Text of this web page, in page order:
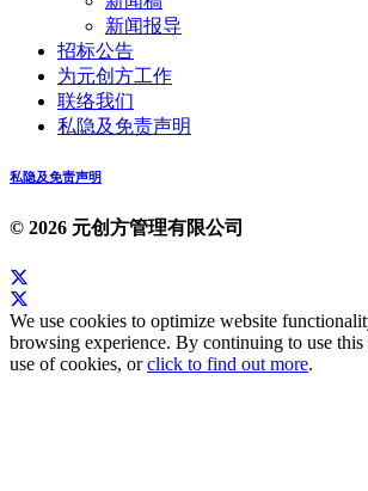
新闻报导
招标公告
为元创方工作
联络我们
私隐及免责声明
私隐及免责声明
© 2026 元创方管理有限公司
We use cookies to optimize website
browsing experience. By continuing to use this
use of cookies, orclick to find out more.